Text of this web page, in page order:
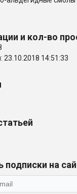
и кол-во
23.10.2018 14:51:33
на